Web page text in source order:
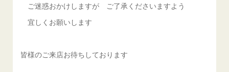
ご迷惑おかけしますが ご了承くださいますよう
宜しくお願いします
皆様のご来店お待ちしております